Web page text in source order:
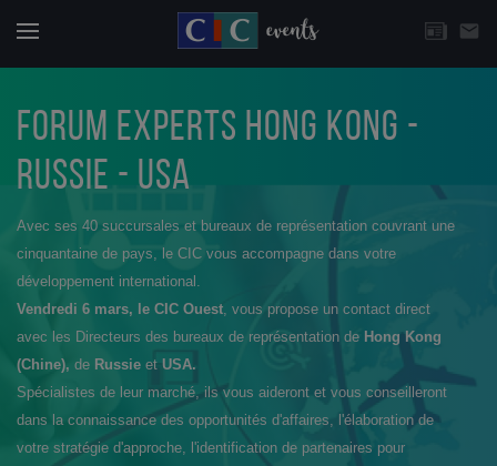
email
CHOISISSEZ UNE THÉMATIQUE
FORUM EXPERTS HONG KONG -
RUSSIE - USA
Avec ses 40 succursales et bureaux de représentation couvrant une
cinquantaine de pays, le CIC vous accompagne dans votre
développement international.
Vendredi 6 mars, le CIC Ouest, vous propose un contact direct
avec les Directeurs des bureaux de représentation de Hong Kong
(Chine), de Russie et USA.
Spécialistes de leur marché, ils vous aideront et vous conseilleront
dans la connaissance des opportunités d'affaires, l'élaboration de
votre stratégie d'approche, l'identification de partenaires pour